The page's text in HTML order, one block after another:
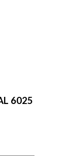
6025